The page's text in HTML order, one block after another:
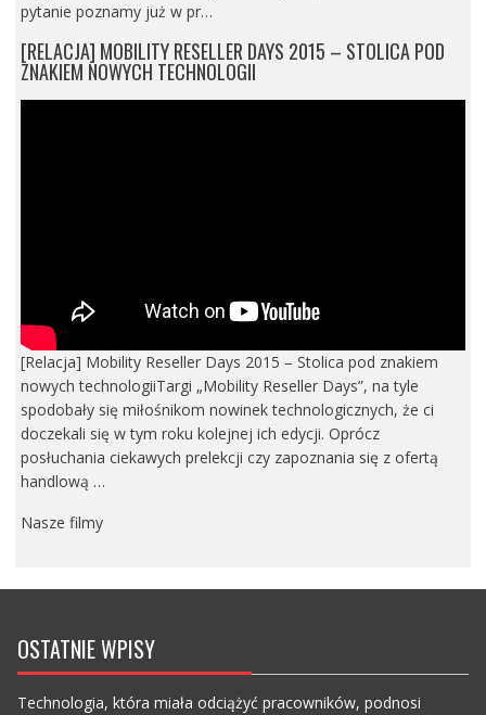
pytanie poznamy już w pr…
[RELACJA] MOBILITY RESELLER DAYS 2015 – STOLICA POD
ZNAKIEM NOWYCH TECHNOLOGII
[Relacja] Mobility Reseller Days 2015 – Stolica pod znakiem
nowych technologiiTargi „Mobility Reseller Days”, na tyle
spodobały się miłośnikom nowinek technologicznych, że ci
doczekali się w tym roku kolejnej ich edycji. Oprócz
posłuchania ciekawych prelekcji czy zapoznania się z ofertą
handlową …
Nasze filmy
OSTATNIE WPISY
Technologia, która miała odciążyć pracowników, podnosi